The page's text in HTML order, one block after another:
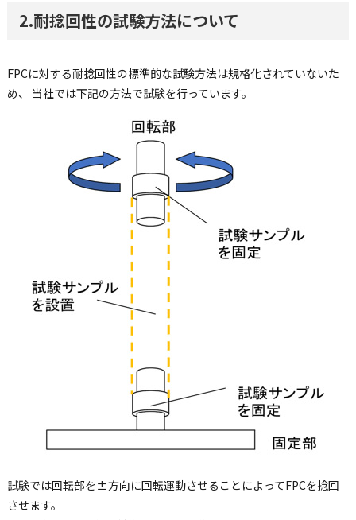
2.耐捻回性の試験方法について
FPCに対する耐捻回性の標準的な試験方法は規格化されていないた
め、 当社では下記の方法で試験を行っています。
試験では回転部を±方向に回転運動させることによってFPCを捻回
させます。